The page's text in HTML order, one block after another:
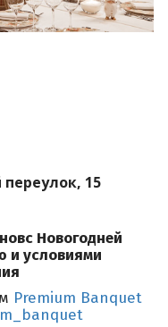
15
Новогодней
и условиями
Premium Banquet
t